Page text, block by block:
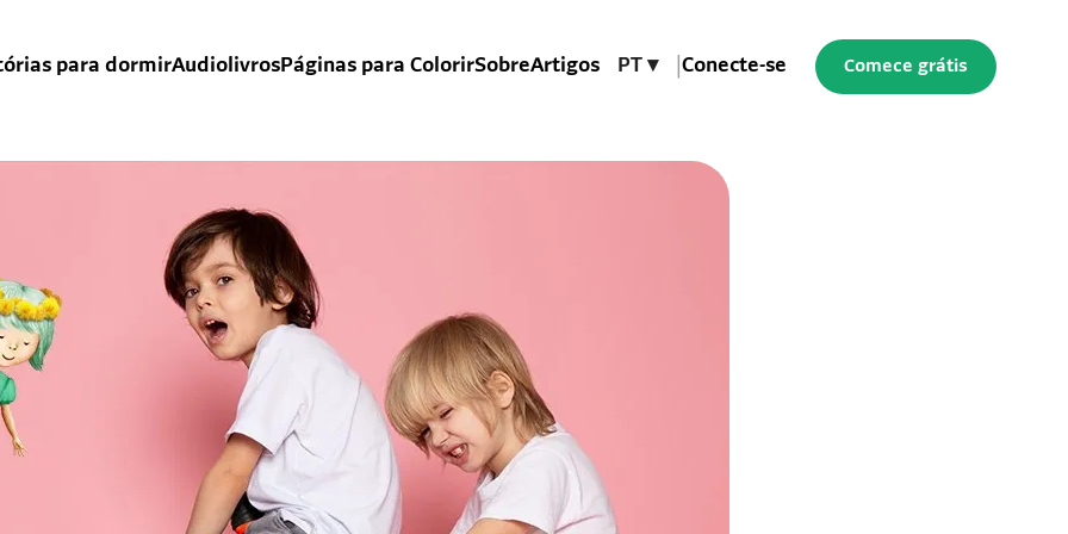
para dormirAudiolivrosPáginas para ColorirSobreArtigos PT ▾ Conecte-se Comece grátis